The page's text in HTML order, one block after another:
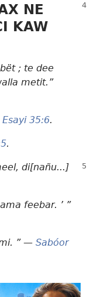
NE
KAW
; te dee
metit.”
Esayi 35:⁠6.
.
di[nañu...]
feebar. ’ ”
” — Sabóor